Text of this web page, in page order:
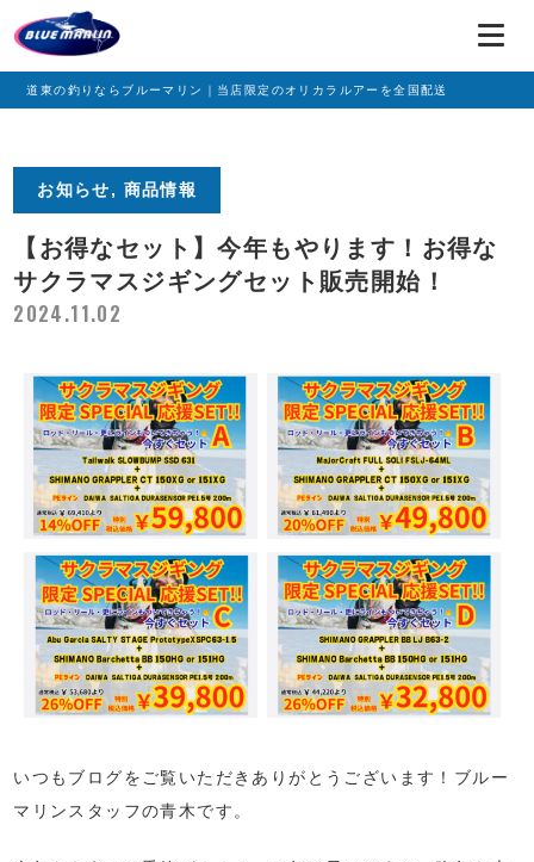
道東の釣りならブルーマリン｜当店限定のオリカラルアーを全国配送
お知らせ, 商品情報
【お得なセット】今年もやります！お得な
サクラマスジギングセット販売開始！
2024.11.02
いつもブログをご覧いただきありがとうございます！ブルー
マリンスタッフの青木です。